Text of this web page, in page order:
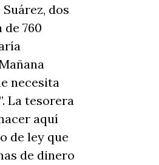
dos
760
necesita
La tesorera
aquí
de ley que
de dinero